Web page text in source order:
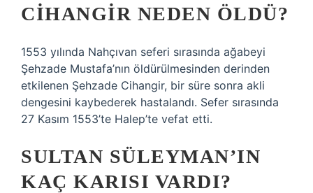
CIHANGIR NEDEN ÖLDÜ?
1553 yılında Nahçıvan seferi sırasında ağabeyi
Şehzade Mustafa’nın öldürülmesinden derinden
etkilenen Şehzade Cihangir, bir süre sonra akli
dengesini kaybederek hastalandı. Sefer sırasında
27 Kasım 1553’te Halep’te vefat etti.
SULTAN SÜLEYMAN’IN
KAÇ KARISI VARDI?